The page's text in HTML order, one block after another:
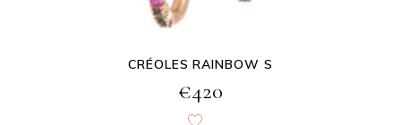
CRÉOLES RAINBOW S
€420